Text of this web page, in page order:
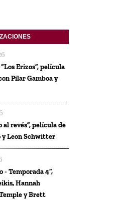
Erizos”, película
Pilar Gamboa y
revés”, película de
y Leon Schwitter
- Temporada 4”,
Hannah
y Brett